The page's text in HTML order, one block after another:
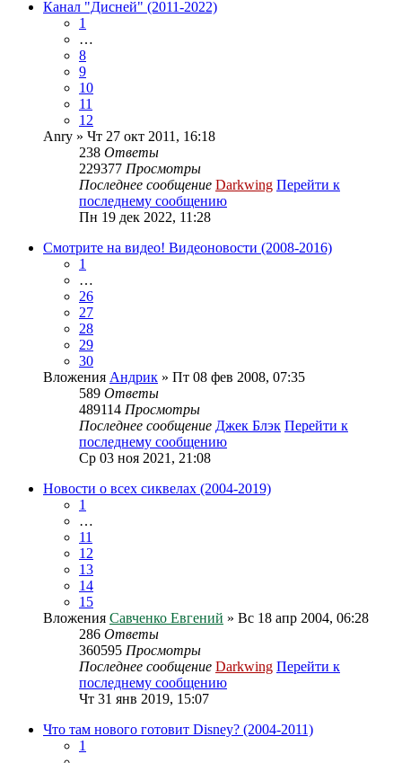
Канал "Дисней" (2011-2022)
1
…
8
9
10
11
12
Anry » Чт 27 окт 2011, 16:18
238 Ответы
229377 Просмотры
Последнее сообщение Darkwing Перейти к
последнему сообщению
Пн 19 дек 2022, 11:28
Смотрите на видео! Видеоновости (2008-2016)
1
…
26
27
28
29
30
Вложения Андрик » Пт 08 фев 2008, 07:35
589 Ответы
489114 Просмотры
Последнее сообщение Джек Блэк Перейти к
последнему сообщению
Ср 03 ноя 2021, 21:08
Новости о всех сиквелах (2004-2019)
1
…
11
12
13
14
15
Вложения Савченко Евгений » Вс 18 апр 2004, 06:28
286 Ответы
360595 Просмотры
Последнее сообщение Darkwing Перейти к
последнему сообщению
Чт 31 янв 2019, 15:07
Что там нового готовит Disney? (2004-2011)
1